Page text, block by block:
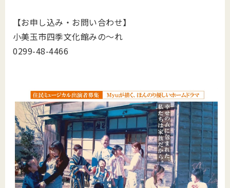
【お申し込み・お問い合わせ】
小美玉市四季文化館みの～れ
️0299-48-4466